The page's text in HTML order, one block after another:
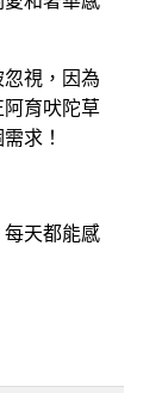
視，因為
育吠陀草
求！
天都能感